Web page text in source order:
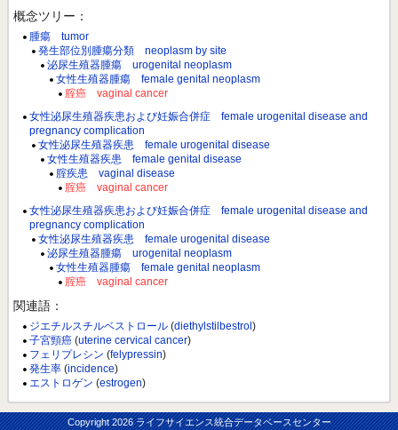
概念ツリー：
腫瘍 tumor
発生部位別腫瘍分類 neoplasm by site
泌尿生殖器腫瘍 urogenital neoplasm
女性生殖器腫瘍 female genital neoplasm
腟癌 vaginal cancer
女性泌尿生殖器疾患および妊娠合併症 female urogenital disease and
pregnancy complication
女性泌尿生殖器疾患 female urogenital disease
女性生殖器疾患 female genital disease
腟疾患 vaginal disease
腟癌 vaginal cancer
女性泌尿生殖器疾患および妊娠合併症 female urogenital disease and
pregnancy complication
女性泌尿生殖器疾患 female urogenital disease
泌尿生殖器腫瘍 urogenital neoplasm
女性生殖器腫瘍 female genital neoplasm
腟癌 vaginal cancer
関連語：
ジエチルスチルベストロール (diethylstilbestrol )
子宮頸癌 (uterine cervical cancer)
フェリプレシン (felypressin)
発生率 (incidence)
エストロゲン (estrogen)
Copyright2026 ライフサイエンス統合データベースセンター